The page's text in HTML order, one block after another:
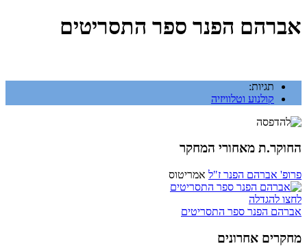
אברהם הפנר ספר התסריטים
תגיות:
קולנוע וטלוויזיה
החוקר.ת מאחורי המחקר
פרופ' אברהם הפנר ז"ל אמריטוס
לחצו להגדלה
אברהם הפנר ספר התסריטים
מחקרים אחרונים